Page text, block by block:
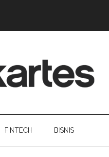
FINTECH BISNIS